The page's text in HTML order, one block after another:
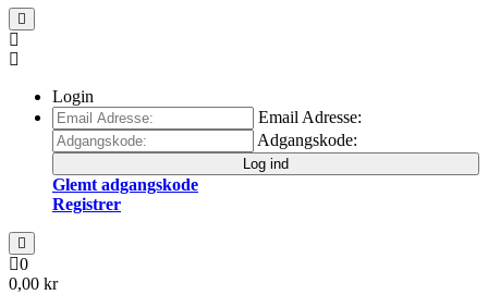
Login
Email Adresse:
Adgangskode:
Log ind
Glemt adgangskode
Registrer
0
0,00 kr